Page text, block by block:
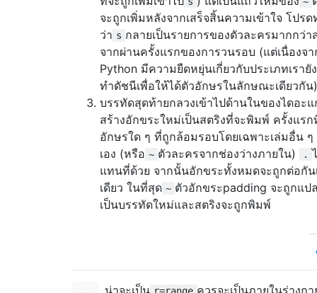
จะถูกเพิ่มหลังจากเสร็จสิ้นความเข้าใจ โปรด
ว่า s กลายเป็นรายการของตัวละครมากกว่า
จากผ่านครั้งแรกของการวนรอบ (แต่เนื่องจา
Python มีความยืดหยุ่นเกี่ยวกับประเภทเรายั
ทำดัชนีเพื่อให้ได้ตัวอักษรในลักษณะเดียวกัน)
บรรทัดสุดท้ายกลวงเข้าไปด้านในของไดอะ
สร้างอักขระใหม่เป็นสตริงที่จะพิมพ์ ครั้งแรก
อักษรใด ๆ ที่ถูกล้อมรอบโดยเฉพาะเล่มอื่น ๆ
เอง (หรือ ~ ตัวละครจากช่องว่างภายใน) .
แทนที่ด้วย จากนั้นอักขระทั้งหมดจะถูกต่อกัน
เดียว ในที่สุด ~ ตัวอักขระpadding จะถูกแป
เป็นบรรทัดใหม่และสตริงจะถูกพิมพ์